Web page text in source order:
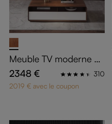
Meuble TV moderne en
bois avec table basse
2348 €
310
2019 € avec le coupon